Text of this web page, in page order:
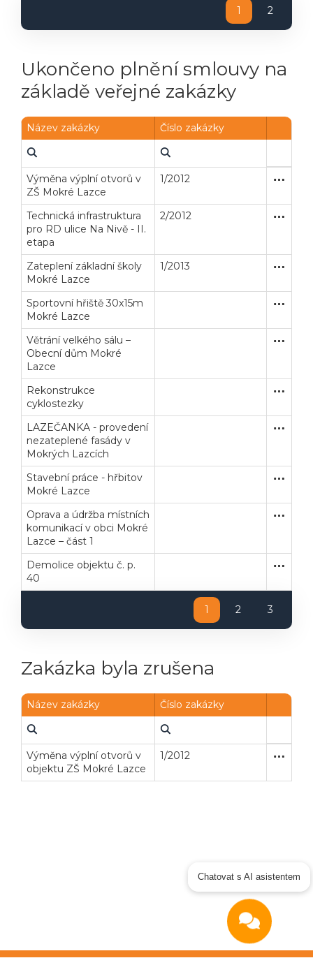
1 2
Ukončeno plnění smlouvy na
základě veřejné zakázky
Název zakázky Číslo zakázky
Výměna výplní otvorů v
ZŠ Mokré Lazce
1/2012
Technická infrastruktura
pro RD ulice Na Nivě - II.
etapa
2/2012
Zateplení základní školy
Mokré Lazce
1/2013
Sportovní hřiště 30x15m
Mokré Lazce
Větrání velkého sálu –
Obecní dům Mokré
Lazce
Rekonstrukce
cyklostezky
LAZEČANKA - provedení
nezateplené fasády v
Mokrých Lazcích
Stavební práce - hřbitov
Mokré Lazce
Oprava a údržba místních
komunikací v obci Mokré
Lazce – část 1
Demolice objektu č. p.
40
1 2 3
Zakázka byla zrušena
Název zakázky Číslo zakázky
Výměna výplní otvorů v
objektu ZŠ Mokré Lazce
1/2012
Chatovat s AI asistentem
Zadavatel
Powered by chaterimo